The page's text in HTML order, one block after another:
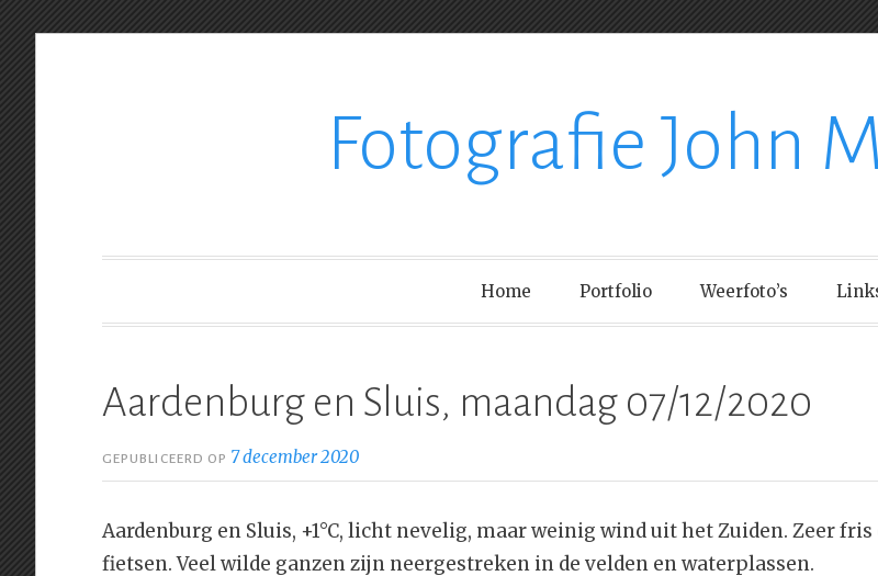
Fotografie John
Home Portfolio Weerfoto’s
Aardenburg en Sluis, maandag 07/12/2020
GEPUBLICEERD OP 7 december 2020
Aardenburg en Sluis, +1°C, licht nevelig, maar weinig wind uit het Zuiden. Zeer fris
fietsen. Veel wilde ganzen zijn neergestreken in de velden en waterplassen.